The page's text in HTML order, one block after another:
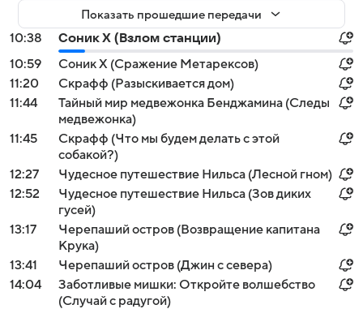
Показать прошедшие передачи
10:38
Соник Х (Взлом станции)
10:59
Соник Х (Сражение Метарексов)
11:20
Скрафф (Разыскивается дом)
11:44
Тайный мир медвежонка Бенджамина (Следы
медвежонка)
11:45
Скрафф (Что мы будем делать с этой
собакой?)
12:27
Чудесное путешествие Нильса (Лесной гном)
12:52
Чудесное путешествие Нильса (Зов диких
гусей)
13:17
Черепаший остров (Возвращение капитана
Крука)
13:41
Черепаший остров (Джин с севера)
14:04
Заботливые мишки: Откройте волшебство
(Случай с радугой)